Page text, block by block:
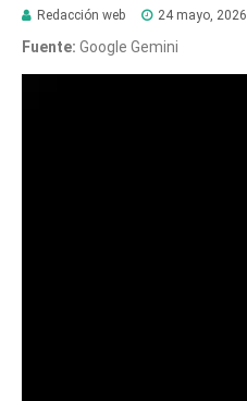
Redacción web 24 mayo, 2026
Fuente: Google Gemini